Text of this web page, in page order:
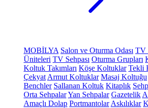
MOBİLYA Salon ve Oturma Odası TV
Üniteleri TV Sehpası Oturma Grupları
Koltuk Takımları Köşe Koltuklar Tekli
Çekyat Armut Koltuklar Masaj Koltuğu
Benchler Sallanan Koltuk Kitaplık
Orta SehpalarYan Sehpalar Gazetelik
Amaçlı Dolap Portmantolar Askılıklar